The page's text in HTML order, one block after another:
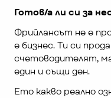
Готов/а ли си за
Фрийлансът не е
е бизнес. Ти си
счетоводителят,
един и същи ден.
Ето какво реално